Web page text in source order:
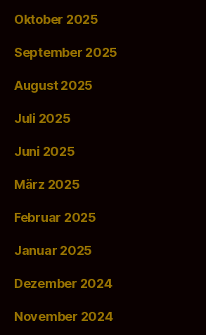
Oktober 2025
September 2025
August 2025
Juli 2025
Juni 2025
März 2025
Februar 2025
Januar 2025
Dezember 2024
November 2024